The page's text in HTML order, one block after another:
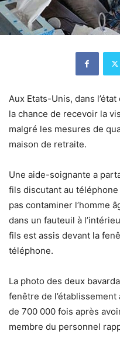
Aux Etats-Unis, dans
la chance de recevoir la
malgré les mesures de
maison de retraite.
Une aide-soignante a
fils discutant au
pas contaminer l’homme
dans un fauteuil à
fils est assis devant la
téléphone.
La photo des deux
fenêtre de
de 700 000 fois après
membre du personnel